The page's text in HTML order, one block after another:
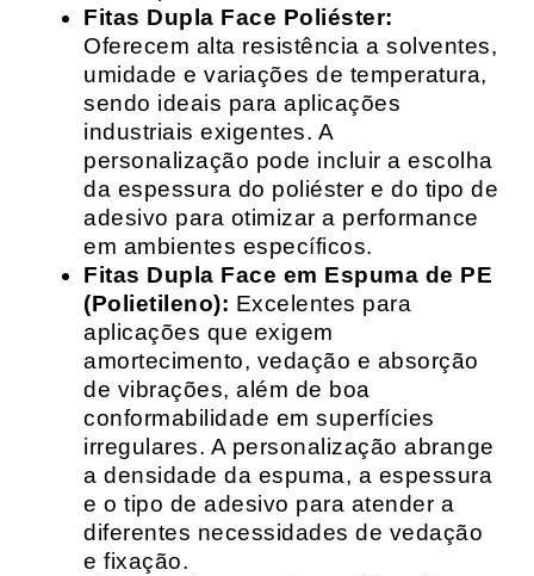
Fitas Dupla Face Poliéster:
Oferecem alta resistência a solventes,
umidade e variações de temperatura,
sendo ideais para aplicações
industriais exigentes. A
personalização pode incluir a escolha
da espessura do poliéster e do tipo de
adesivo para otimizar a performance
em ambientes específicos.
Fitas Dupla Face em Espuma de PE
(Polietileno): Excelentes para
aplicações que exigem
amortecimento, vedação e absorção
de vibrações, além de boa
conformabilidade em superfícies
irregulares. A personalização abrange
a densidade da espuma, a espessura
e o tipo de adesivo para atender a
diferentes necessidades de vedação
e fixação.